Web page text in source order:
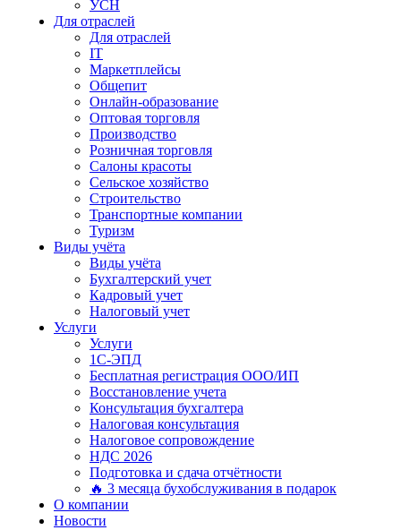
УСН
Для отраслей
Для отраслей
IT
Маркетплейсы
Общепит
Онлайн-образование
Оптовая торговля
Производство
Розничная торговля
Салоны красоты
Сельское хозяйство
Строительство
Транспортные компании
Туризм
Виды учёта
Виды учёта
Бухгалтерский учет
Кадровый учет
Налоговый учет
Услуги
Услуги
1С-ЭПД
Бесплатная регистрация ООО/ИП
Восстановление учета
Консультация бухгалтера
Налоговая консультация
Налоговое сопровождение
НДС 2026
Подготовка и сдача отчётности
🔥 3 месяца бухобслуживания в подарок
О компании
Новости